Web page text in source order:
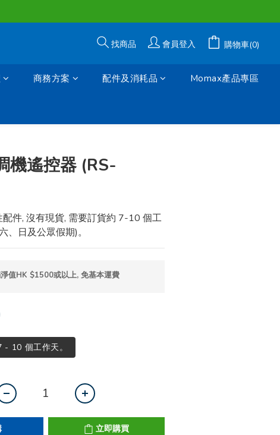
找商品 會員登入 購物車(0)
商務方案 配件及消耗品 Momax產品專區
機遙控器 (RS-
件, 沒有現貨, 需要訂貨約 7-10 個工
、日及公眾假期)。
值HK $1500或以上, 免基本運費
10 個工作天。
立即購買